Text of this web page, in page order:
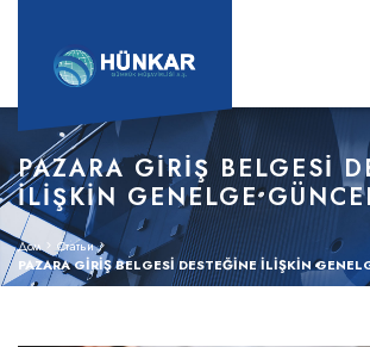
PAZARA GİRİŞ BELGESİ
İLİŞKİN GENELGE
Дом
Статьи
PAZARA GİRİŞ BELGESİ DESTEĞİNE İLİŞKİN